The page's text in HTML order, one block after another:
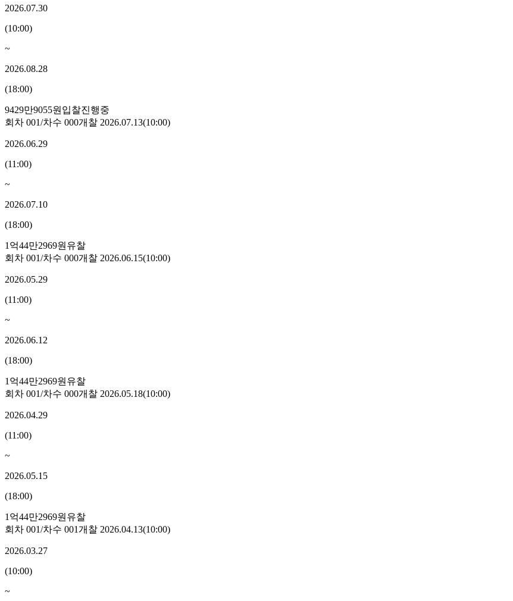
2026.07.30
(10:00)
~
2026.08.28
(18:00)
9429만9055원 입찰진행중
회차 001/차수 000개찰 2026.07.13(10:00)
2026.06.29
(11:00)
~
2026.07.10
(18:00)
1억44만2969원 유찰
회차 001/차수 000개찰 2026.06.15(10:00)
2026.05.29
(11:00)
~
2026.06.12
(18:00)
1억44만2969원 유찰
회차 001/차수 000개찰 2026.05.18(10:00)
2026.04.29
(11:00)
~
2026.05.15
(18:00)
1억44만2969원 유찰
회차 001/차수 001개찰 2026.04.13(10:00)
2026.03.27
(10:00)
~